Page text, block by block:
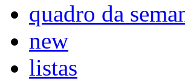
quadro da
new
listas